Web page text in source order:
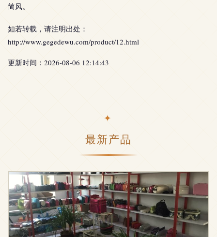
简风。
如若转载，请注明出处：
http://www.gegedewu.com/product/12.html
更新时间：2026-08-06 12:14:43
最新产品